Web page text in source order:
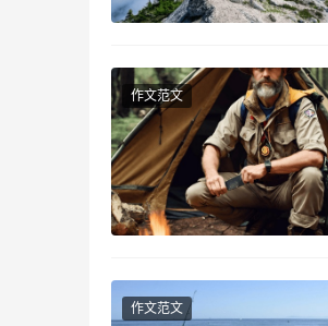
作文范文
作文范文